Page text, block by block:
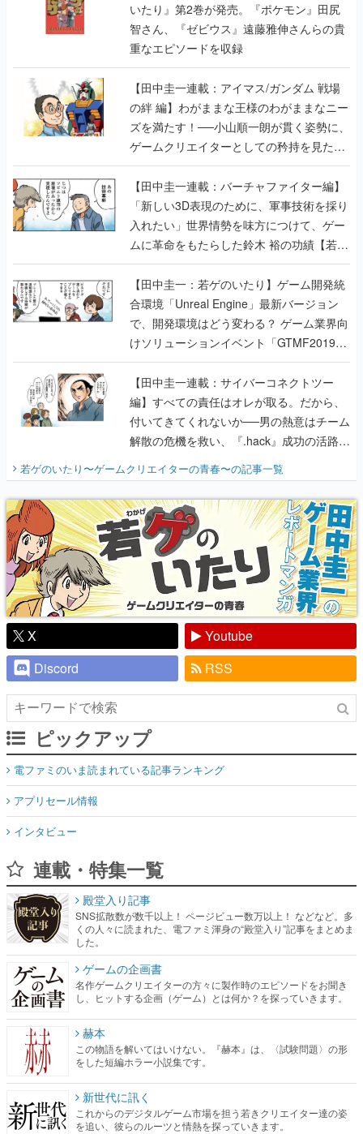
いたり』第2巻が発売。『ポケモン』田尻
智さん、『ゼビウス』遠藤雅伸さんらの貴
重なエピソードを収録
【田中圭一連載：アイマス/ガンダム 戦場
の絆 編】わがままな王様のわがままなニー
ズを満たす！──小山順一朗が貫く姿勢に、
ゲームクリエイターとしての矜持を見た
【若ゲのいたり最終回】
【田中圭一連載：バーチャファイター編】
「新しい3D表現のために、軍事技術を採り
入れたい」世界情勢を味方につけて、ゲー
ムに革命をもたらした鈴木 裕の功績【若ゲ
のいたり】
【田中圭一：若ゲのいたり】ゲーム開発統
合環境「Unreal Engine」最新バージョン
で、開発環境はどう変わる？ ゲーム業界向
けソリューションイベント「GTMF2019」
に行って、より理解を深めよう【PR】
【田中圭一連載：サイバーコネクトツー
編】すべての責任はオレが取る。だから、
付いてきてくれないか──男の熱意はチーム
解散の危機を救い、『.hack』成功の活路を
開く。業界の快男児・松山 洋に流れる血は
『少年ジャンプ』色だった【若ゲのいた
り】
若ゲのいたり〜ゲームクリエイターの青春〜の記事一覧
X
Youtube
Discord
RSS
ピックアップ
電ファミのいま読まれている記事ランキング
アプリセール情報
インタビュー
連載・特集一覧
殿堂入り記事
SNS拡散数が数千以上！ ページビュー数万以上！ などなど。多
くの人々に読まれた、電ファミ渾身の“殿堂入り”記事をまとめま
した。
ゲームの企画書
名作ゲームクリエイターの方々に製作時のエピソードをお聞き
し、ヒットする企画（ゲーム）とは何か？を探っていきます。
赫本
この物語を解いてはいけない。『赫本』は、〈試験問題〉の形
をした短編ホラー小説集です。
新世代に訊く
これからのデジタルゲーム市場を担う若きクリエイター達の姿
を追い、彼らのルーツと情熱を探っていきます。